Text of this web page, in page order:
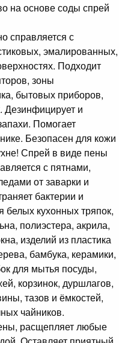
на основе соды спрей
справляется с
эмалированных,
Подходит
зоны
бытовых приборов,
Дезинфицирует и
Помогает
Безопасен для кожи
Спрей в виде пены
с пятнами,
от заварки и
бактерии и
белых кухонных тряпок,
полиэстера, акрила,
изделий из пластика
бамбука, керамики,
для мытья посуды,
корзинок, дуршлагов,
тазов и ёмкостей,
чайников.
расщепляет любые